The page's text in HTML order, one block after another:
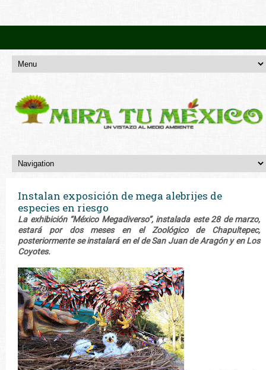
Instalan exposición de mega alebrijes de
especies en riesgo
La exhibición “México Megadiverso”, instalada este 28 de marzo,
estará por dos meses en el Zoológico de Chapultepec,
posteriormente se instalará en el de San Juan de Aragón y en Los
Coyotes.